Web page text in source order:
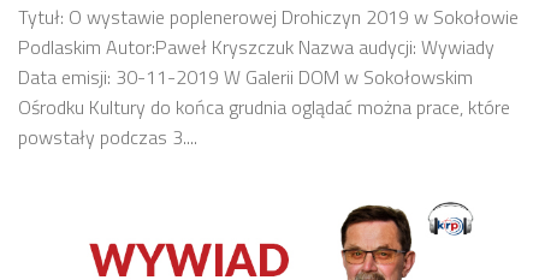
Tytuł: O wystawie poplenerowej Drohiczyn 2019 w Sokołowie
Podlaskim Autor:Paweł Kryszczuk Nazwa audycji: Wywiady
Data emisji: 30-11-2019 W Galerii DOM w Sokołowskim
Ośrodku Kultury do końca grudnia oglądać można prace, które
powstały podczas 3....